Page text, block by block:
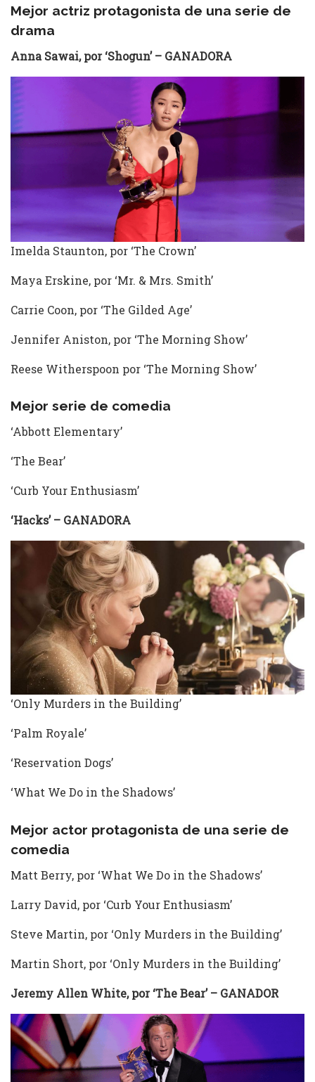
Mejor actriz protagonista de una serie de
drama
Anna Sawai, por ‘Shogun’ – GANADORA
Imelda Staunton, por ‘The Crown’
Maya Erskine, por ‘Mr. & Mrs. Smith’
Carrie Coon, por ‘The Gilded Age’
Jennifer Aniston, por ‘The Morning Show’
Reese Witherspoon por ‘The Morning Show’
Mejor serie de comedia
‘Abbott Elementary’
‘The Bear’
‘Curb Your Enthusiasm’
‘Hacks’ – GANADORA
‘Only Murders in the Building’
‘Palm Royale’
‘Reservation Dogs’
‘What We Do in the Shadows’
Mejor actor protagonista de una serie de
comedia
Matt Berry, por ‘What We Do in the Shadows’
Larry David, por ‘Curb Your Enthusiasm’
Steve Martin, por ‘Only Murders in the Building’
Martin Short, por ‘Only Murders in the Building’
Jeremy Allen White, por ‘The Bear’ – GANADOR